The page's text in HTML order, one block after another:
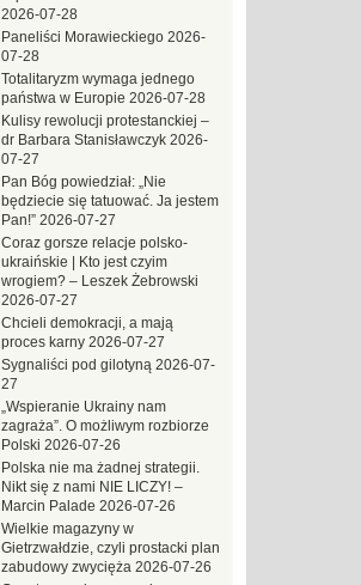
2026-07-28
Paneliści Morawieckiego 2026-
07-28
Totalitaryzm wymaga jednego
państwa w Europie 2026-07-28
Kulisy rewolucji protestanckiej –
dr Barbara Stanisławczyk 2026-
07-27
Pan Bóg powiedział: „Nie
będziecie się tatuować. Ja jestem
Pan!” 2026-07-27
Coraz gorsze relacje polsko-
ukraińskie | Kto jest czyim
wrogiem? – Leszek Żebrowski
2026-07-27
Chcieli demokracji, a mają
proces karny 2026-07-27
Sygnaliści pod gilotyną 2026-07-
27
„Wspieranie Ukrainy nam
zagraża”. O możliwym rozbiorze
Polski 2026-07-26
Polska nie ma żadnej strategii.
Nikt się z nami NIE LICZY! –
Marcin Palade 2026-07-26
Wielkie magazyny w
Gietrzwałdzie, czyli prostacki plan
zabudowy zwycięża 2026-07-26